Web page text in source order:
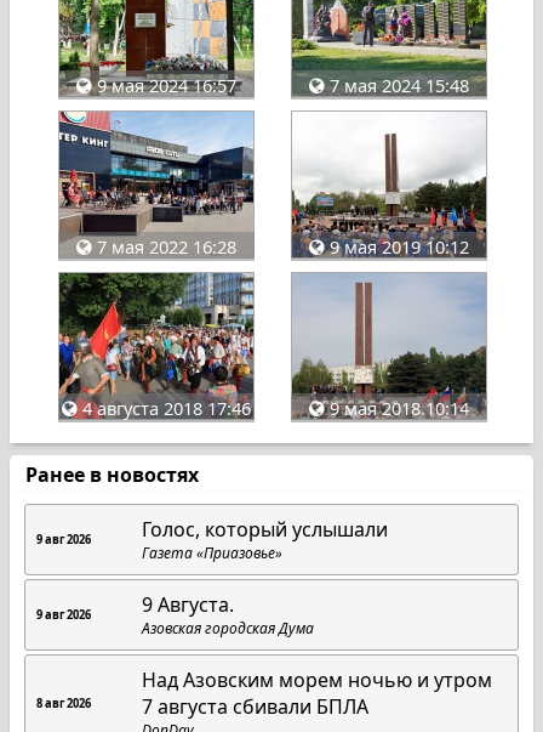
9 мая 2024 16:57 7 мая 2024 15:48
7 мая 2022 16:28 9 мая 2019 10:12
4 августа 2018 17:46 9 мая 2018 10:14
Ранее в новостях
9 авг 2026 Голос, который услышали
Газета «Приазовье»
9 авг 2026 9 Августа.
Азовская городская Дума
8 авг 2026
Над Азовским морем ночью и утром
7 августа сбивали БПЛА